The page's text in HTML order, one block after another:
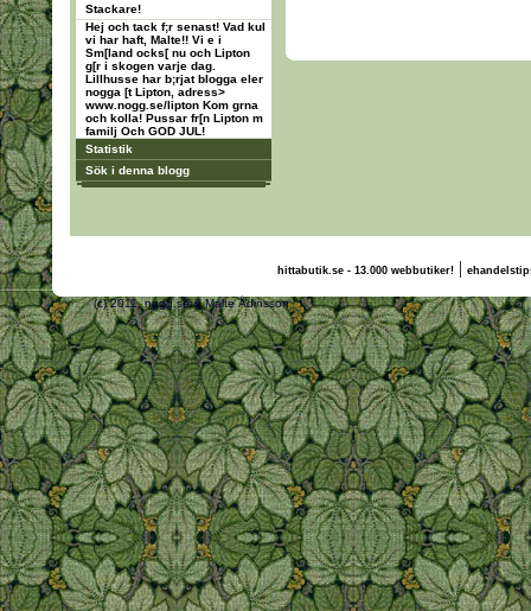
Stackare!
Hej och tack f;r senast! Vad kul
vi har haft, Malte!! Vi e i
Sm[land ocks[ nu och Lipton
g[r i skogen varje dag.
Lillhusse har b;rjat blogga eler
nogga [t Lipton, adress>
www.nogg.se/lipton Kom grna
och kolla! Pussar fr[n Lipton m
familj Och GOD JUL!
Statistik
Sök i denna blogg
hittabutik.se - 13.000 webbutiker!|
(c) 2011, nogg.se & Malte Ådinsson